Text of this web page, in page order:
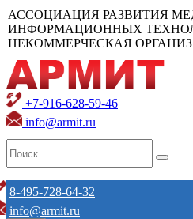
АССОЦИАЦИЯ РАЗВИТИЯ
ИНФОРМАЦИОННЫХ
НЕКОММЕРЧЕСКАЯ
+7-916-628-59-46
info@armit.ru
8-495-728-64-32
info@armit.ru